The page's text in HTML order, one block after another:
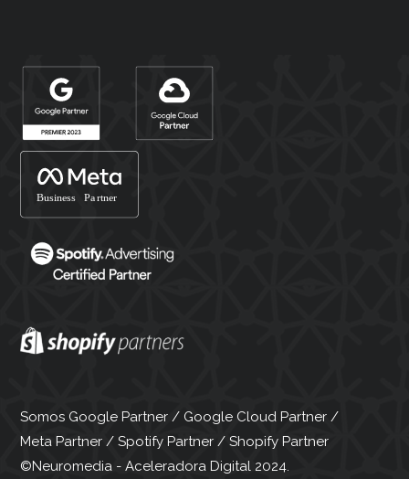
Somos Google Partner / Google Cloud Partner /
Meta Partner / Spotify Partner / Shopify Partner
©Neuromedia - Aceleradora Digital 2024.